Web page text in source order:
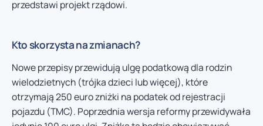
przedstawi projekt rządowi.
Kto skorzysta na zmianach?
Nowe przepisy przewidują ulgę podatkową dla rodzin
wielodzietnych (trójka dzieci lub więcej), które
otrzymają 250 euro zniżki na podatek od rejestracji
pojazdu (TMC). Poprzednia wersja reformy przewidywała